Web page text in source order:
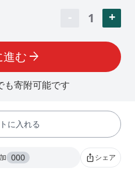
1
進む arrow_forward
も寄附可能です
に入れる
000 ios_shareシェア